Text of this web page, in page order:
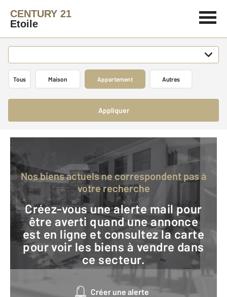
CENTURY 21
Etoile
Tous Maison Appartement Autres
Appliquer
Nos biens actuels ne correspondent pas à
votre recherche
Créez-vous une alerte mail pour
être averti quand une annonce
est en ligne et consultez la carte
pour voir les biens à vendre dans
ce secteur.
Créer une alerte